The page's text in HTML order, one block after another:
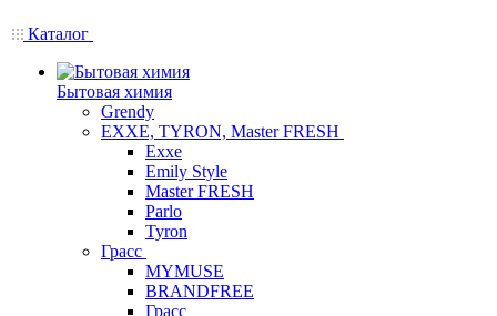
Каталог
Бытовая химия
Grendy
EXXE, TYRON, Master FRESH
Exxe
Emily Style
Master FRESH
Parlo
Tyron
Грасс
MYMUSE
BRANDFREE
Грасс